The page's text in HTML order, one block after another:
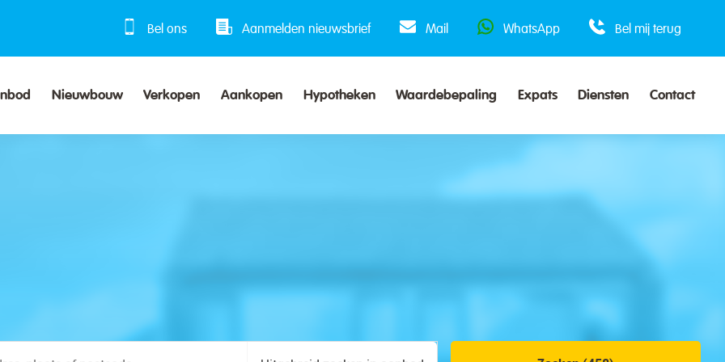
Bel ons Aanmelden nieuwsbrief Mail WhatsApp Bel mij terug
Nieuwbouw Verkopen Aankopen Hypotheken Waardebepaling Expats Diensten Contact